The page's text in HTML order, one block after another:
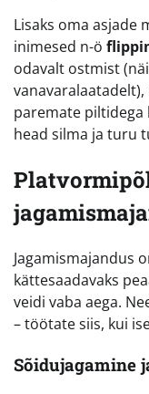
Lisaks oma asjade
inimesed n-ö
odavalt ostmist
paremate piltidega
head silma ja turu
Jagamismajandus
kättesaadavaks
veidi vaba aega.
– töötate siis, kui
Sõidujagamine